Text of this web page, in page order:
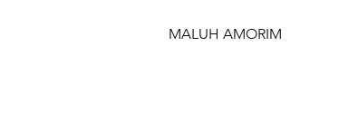
MALUH AMORIM